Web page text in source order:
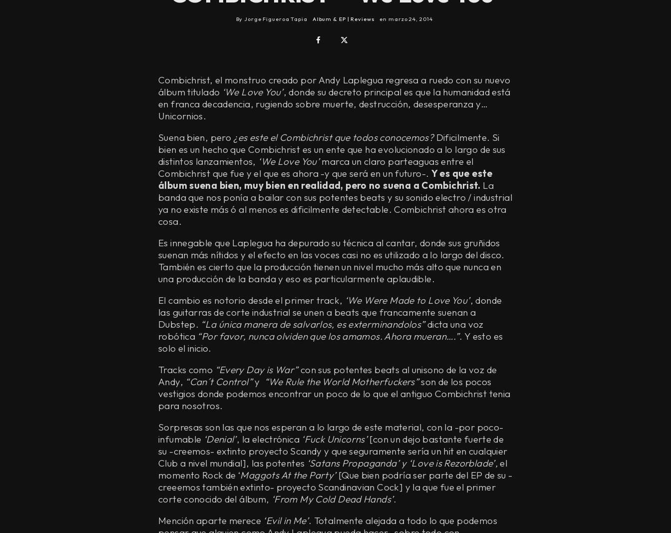
By Jorge Figueroa Tapia Album & EP | Reviews en marzo 24, 2014
Combichrist, el monstruo creado por Andy Laplegua regresa a ruedo con su nuevo
álbum titulado ‘We Love You’, donde su decreto principal es que la humanidad está
en franca decadencia, rugiendo sobre muerte, destrucción, desesperanza y…
Unicornios.
Suena bien, pero ¿es este el Combichrist que todos conocemos?Dificilmente. Si
bien es un hecho que Combichrist es un ente que ha evolucionado a lo largo de sus
distintos lanzamientos, ‘We Love You’marca un claro parteaguas entre el
Combichrist que fue y el que es ahora -y que será en un futuro-. Y es que este
álbum suena bien, muy bien en realidad, pero no suena a Combichrist. La
banda que nos ponía a bailar con sus potentes beats y su sonido electro / industrial
ya no existe más ó al menos es dificilmente detectable. Combichrist ahora es otra
cosa.
Es innegable que Laplegua ha depurado su técnica al cantar, donde sus gruñidos
suenan más nítidos y el efecto en las voces casi no es utilizado a lo largo del disco.
También es cierto que la producción tienen un nivel mucho más alto que nunca en
una producción de la banda y eso es particularmente aplaudible.
El cambio es notorio desde el primer track, ‘We Were Made to Love You’, donde
las guitarras de corte industrial se unen a beats que francamente suenan a
Dubstep. “La única manera de salvarlos, es exterminandolos”dicta una voz
robótica “Por favor, nunca olviden que los amamos. Ahora mueran….”. Y esto es
solo el inicio.
Tracks como “Every Day is War”con sus potentes beats al unisono de la voz de
Andy, “Can´t Control”y “We Rule the World Motherfuckers”son de los pocos
vestigios donde podemos encontrar un poco de lo que el antiguo Combichrist tenia
para nosotros.
Sorpresas son las que nos esperan a lo largo de este material, con la -por poco-
infumable ‘Denial’, la electrónica ‘Fuck Unicorns’[con un dejo bastante fuerte de
su -creemos- extinto proyecto Scandy y que seguramente sería un hit en cualquier
Club a nivel mundial], las potentes ‘Satans Propaganda’ y ‘Love is Rezorblade’,el
momento Rock de ‘Maggots At the Party’[Que bien podría ser parte del EP de su -
creeemos también extinto- proyecto Scandinavian Cock] y la que fue el primer
corte conocido del álbum, ‘From My Cold Dead Hands’.
Mención aparte merece ‘Evil in Me’. Totalmente alejada a todo lo que podemos